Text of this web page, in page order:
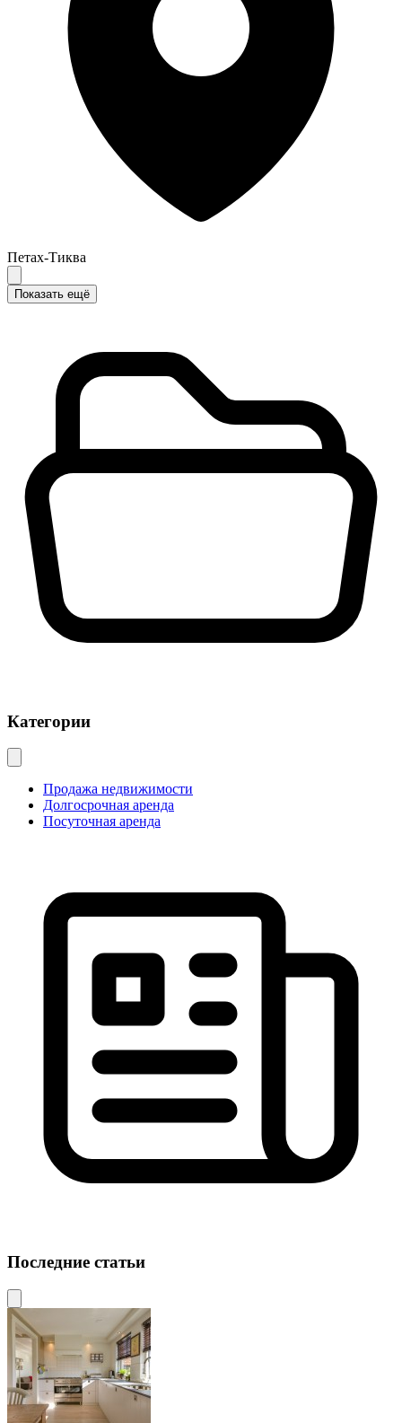
Петах-Тиква
Показать ещё
Категории
Продажа недвижимости
Долгосрочная аренда
Посуточная аренда
Последние статьи